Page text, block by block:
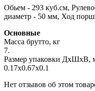
Обьем - 293 куб.см,
диаметр - 50 мм, Ход
Основные
Масса брутто, кг
7.
Размер упаковки ДхШхВ,
0.17x0.67x0.1
Нет отзывов об этом